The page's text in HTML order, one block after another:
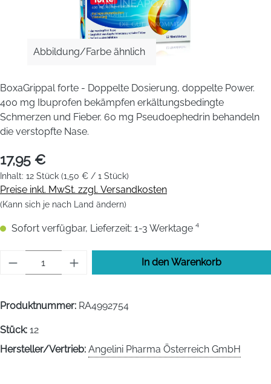
Abbildung/Farbe ähnlich
BoxaGrippal forte - Doppelte Dosierung, doppelte Power.
400 mg Ibuprofen bekämpfen erkältungsbedingte
Schmerzen und Fieber. 60 mg Pseudoephedrin behandeln
die verstopfte Nase.
17,95 €
Inhalt: 12 Stück (1,50 € / 1 Stück)
Preise inkl. MwSt. zzgl. Versandkosten
(Kann sich je nach Land ändern)
Sofort verfügbar, Lieferzeit: 1-3 Werktage ⁴
Produkt Anzahl: Gib den gewünschten
In den Warenkorb
Produktnummer: RA4992754
Stück: 12
Hersteller/Vertrieb: Angelini Pharma Österreich GmbH